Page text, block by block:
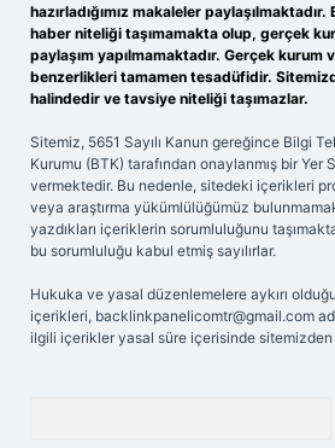
hazırladığımız makaleler
haber niteliği taşımamakta olup, gerçek
paylaşım yapılmamaktadır. Gerçek kurum
benzerlikleri tamamen tesadüfidir.
halindedir ve tavsiye niteliği taşımazlar.
Sitemiz, 5651 Sayılı Kanun gereğince Bilgi
Kurumu (BTK) tarafından onaylanmış bir Yer
vermektedir. Bu nedenle, sitedeki içerikleri
veya araştırma yükümlülüğümüz
yazdıkları içeriklerin sorumluluğunu
bu sorumluluğu kabul etmiş sayılırlar.
Hukuka ve yasal düzenlemelere aykırı
içerikleri, backlinkpanelicomtr@gmail.com
ilgili içerikler yasal süre içerisinde sitemizden